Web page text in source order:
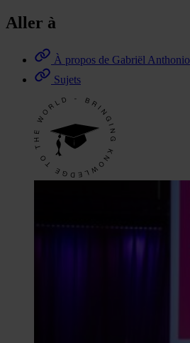
Aller à
À propos de Gabriël Anthonio
Sujets